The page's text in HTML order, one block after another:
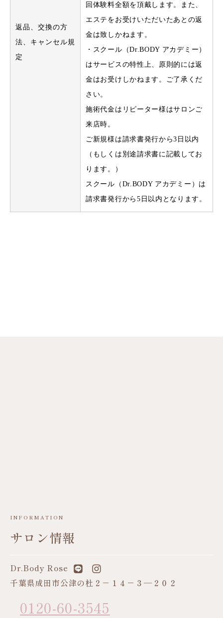
返品、交換の方
法、キャンセル規
定
回体験料全額を頂戴します。また、
エステをお受けいただいたあとの返
金は致しかねます。
・スクール（Dr.BODY アカデミー）
はサービスの特性上、原則的には返
金はお受けしかねます。ご了承くだ
さい。
施術代金はリピーター様はサロンご
来店時。
ご新規様は請求書発行から3日以内
（もしくは別途請求書に記載してお
ります。）
スクール（Dr.BODY アカデミー）は
請求書発行から5日以内となります。
INFORMATION
サロン情報
Dr.Body Rose
千葉県成田市公津の杜２－１４－３―２０２
0120-60-3545